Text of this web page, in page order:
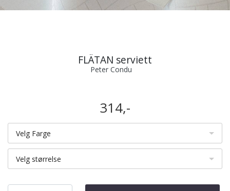
FLÄTAN serviett
Peter Condu
314,-
Velg Farge
Velg størrelse